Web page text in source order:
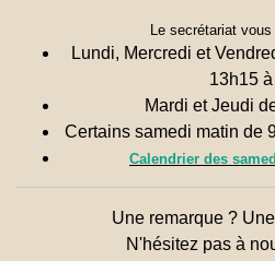
Le secrétariat
Lundi, Mercredi et
13h15
Mardi et Jeudi
Certains samedi matin de
Calendrier des
Une remarque ?
N'hésitez pas à